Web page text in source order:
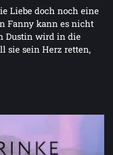
Liebe doch noch eine
Fanny kann es nicht
Dustin wird in die
sie sein Herz retten,